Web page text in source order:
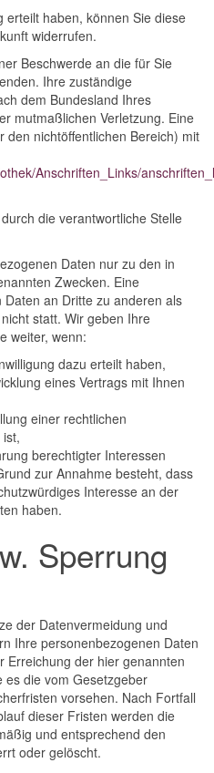
erteilt haben, können Sie diese
widerrufen.
Beschwerde an die für Sie
Ihre zuständige
dem Bundesland Ihres
mutmaßlichen Verletzung. Eine
den nichtöffentlichen Bereich) mit
Anschriften_Links/
die verantwortliche Stelle
Daten nur zu den in
Zwecken. Eine
an Dritte zu anderen als
statt. Wir geben Ihre
weiter, wenn:
dazu erteilt haben,
eines Vertrags mit Ihnen
einer rechtlichen
berechtigter Interessen
zur Annahme besteht, dass
Interesse an der
haben.
Sperrung
der Datenvermeidung und
Ihre personenbezogenen Daten
Erreichung der hier genannten
es die vom Gesetzgeber
vorsehen. Nach Fortfall
dieser Fristen werden die
und entsprechend den
oder gelöscht.